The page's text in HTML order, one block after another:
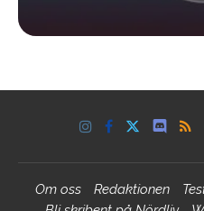
Om oss Redaktionen